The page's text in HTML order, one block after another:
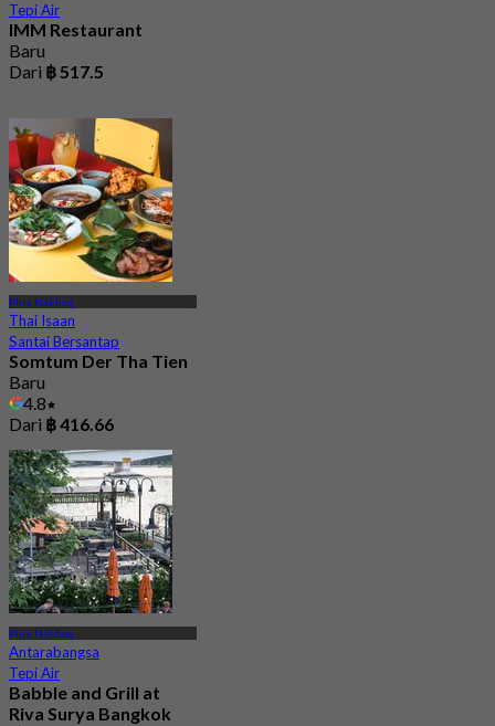
Tepi Air
IMM Restaurant
Baru
Dari ฿ 517.5
Phra Nakhon
Thai Isaan
Santai Bersantap
Somtum Der Tha Tien
Baru
4.8
Dari ฿ 416.66
Phra Nakhon
Antarabangsa
Tepi Air
Babble and Grill at
Riva Surya Bangkok